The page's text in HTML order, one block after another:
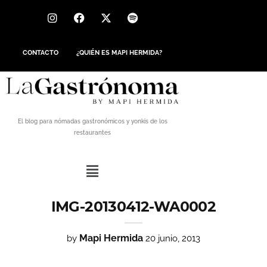
CONTACTO ¿QUIÉN ES MAPI HERMIDA?
El blog para nómadas gastronómicos y yonkis de los
restaurantes
IMG-20130412-WA0002
by Mapi Hermida 20 junio, 2013